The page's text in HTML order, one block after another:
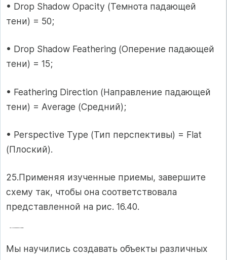
• Drop Shadow Opacity (Темнота падающей
тени) = 50;
• Drop Shadow Feathering (Оперение падающей
тени) = 15;
• Feathering Direction (Направление падающей
тени) = Average (Средний);
• Perspective Type (Тип перспективы) = Flat
(Плоский).
25.Применяя изученные приемы, завершите
схему так, чтобы она соответствовала
представленной на рис. 16.40.
Мы научились создавать объекты различных